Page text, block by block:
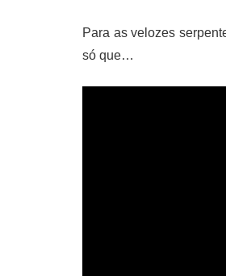
Para as velozes
só que…